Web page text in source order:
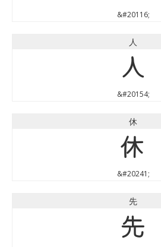
&#20116;
人
人
&#20154;
休
休
&#20241;
先
先